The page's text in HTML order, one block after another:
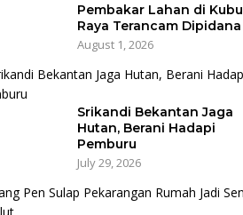
Pembakar Lahan di Kubu
Raya Terancam Dipidana
August 1, 2026
Srikandi Bekantan Jaga
Hutan, Berani Hadapi
Pemburu
July 29, 2026